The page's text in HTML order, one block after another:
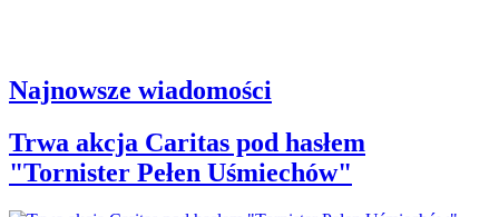
Najnowsze wiadomości
Trwa akcja Caritas pod hasłem
"Tornister Pełen Uśmiechów"